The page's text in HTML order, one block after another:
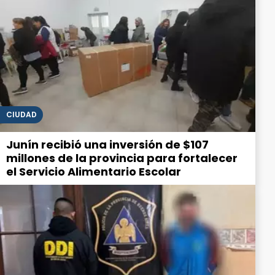
CIUDAD
Junín recibió una inversión de $107
millones de la provincia para fortalecer
el Servicio Alimentario Escolar